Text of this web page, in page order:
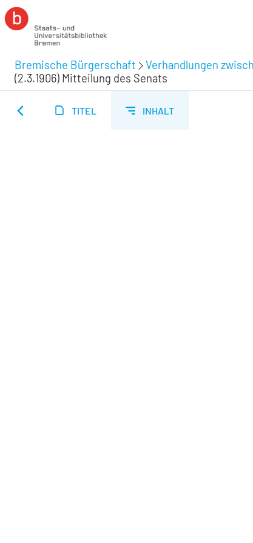
Bremische Bürgerschaft Verhandlungen
(2.3.1906) Mitteilung des Senats
TITEL INHALT